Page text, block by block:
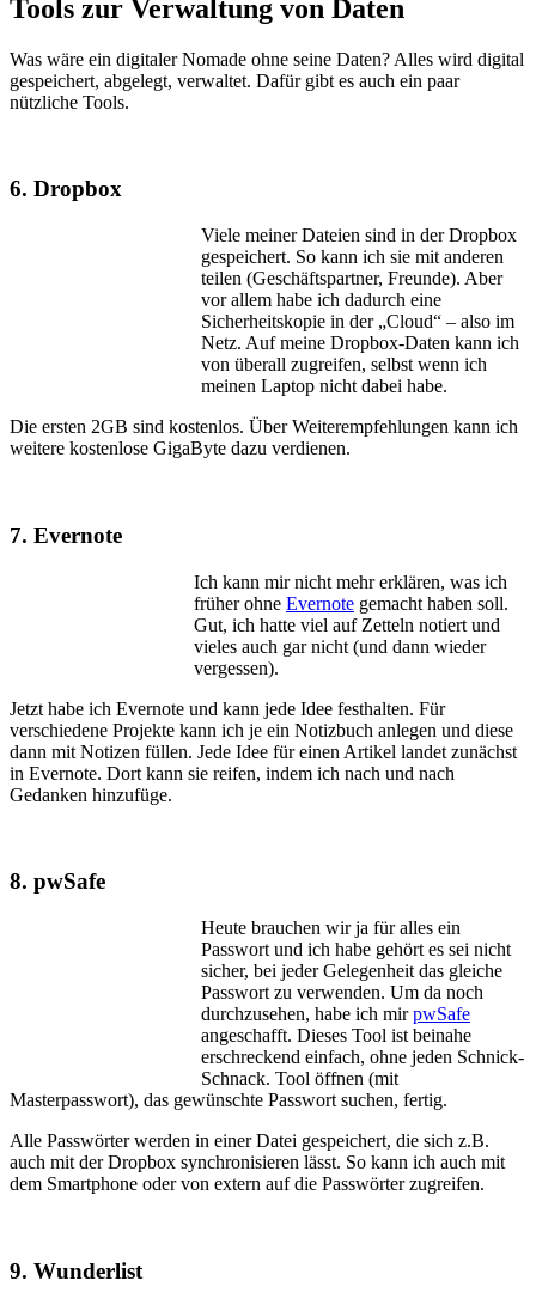
Tools zur Verwaltung von Daten
Was wäre ein digitaler Nomade ohne seine Daten? Alles wird digital
gespeichert, abgelegt, verwaltet. Dafür gibt es auch ein paar
nützliche Tools.
6. Dropbox
Viele meiner Dateien sind in der Dropbox
gespeichert. So kann ich sie mit anderen
teilen (Geschäftspartner, Freunde). Aber
vor allem habe ich dadurch eine
Sicherheitskopie in der „Cloud“ – also im
Netz. Auf meine Dropbox-Daten kann ich
von überall zugreifen, selbst wenn ich
meinen Laptop nicht dabei habe.
Die ersten 2GB sind kostenlos. Über Weiterempfehlungen kann ich
weitere kostenlose GigaByte dazu verdienen.
7. Evernote
Ich kann mir nicht mehr erklären, was ich
früher ohne Evernote gemacht haben soll.
Gut, ich hatte viel auf Zetteln notiert und
vieles auch gar nicht (und dann wieder
vergessen).
Jetzt habe ich Evernote und kann jede Idee festhalten. Für
verschiedene Projekte kann ich je ein Notizbuch anlegen und diese
dann mit Notizen füllen. Jede Idee für einen Artikel landet zunächst
in Evernote. Dort kann sie reifen, indem ich nach und nach
Gedanken hinzufüge.
8. pwSafe
Heute brauchen wir ja für alles ein
Passwort und ich habe gehört es sei nicht
sicher, bei jeder Gelegenheit das gleiche
Passwort zu verwenden. Um da noch
durchzusehen, habe ich mirpwSafe
angeschafft. Dieses Tool ist beinahe
erschreckend einfach, ohne jeden Schnick-
Schnack. Tool öffnen (mit
Masterpasswort), das gewünschte Passwort suchen, fertig.
Alle Passwörter werden in einer Datei gespeichert, die sich z.B.
auch mit der Dropbox synchronisieren lässt. So kann ich auch mit
dem Smartphone oder von extern auf die Passwörter zugreifen.
9. Wunderlist